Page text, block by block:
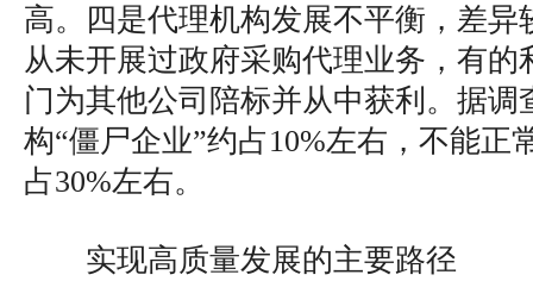
高。四是代理机构发展不平衡，差异
从未开展过政府采购代理业务，有的
门为其他公司陪标并从中获利。据调
构“僵尸企业”约占10%左右，不能正
占30%左右。
实现高质量发展的主要路径